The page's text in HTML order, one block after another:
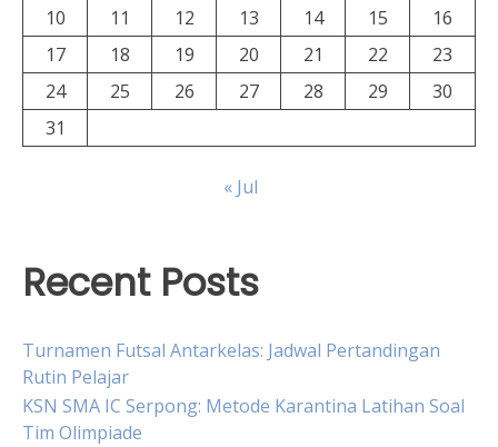
10
11 12 13 14 15
16
17
18 19 20 21 22
23
24
25 26 27 28 29
30
31
« Jul
Recent Posts
Turnamen Futsal Antarkelas: Jadwal Pertandingan
Rutin Pelajar
KSN SMA IC Serpong: Metode Karantina Latihan Soal
Tim Olimpiade